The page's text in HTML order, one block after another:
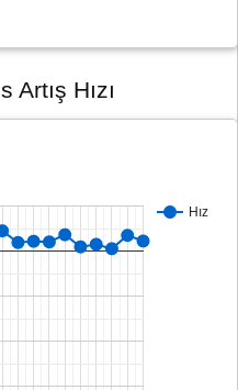
Artış Hızı
Hız